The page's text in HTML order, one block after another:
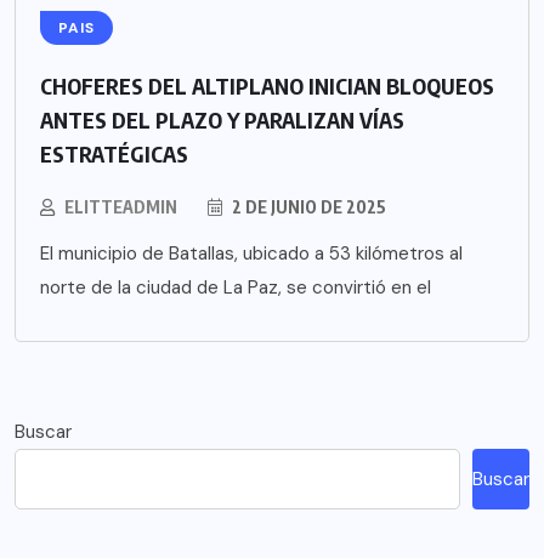
PAIS
CHOFERES DEL ALTIPLANO INICIAN BLOQUEOS
ANTES DEL PLAZO Y PARALIZAN VÍAS
ESTRATÉGICAS
ELITTEADMIN 2 DE JUNIO DE 2025
El municipio de Batallas, ubicado a 53 kilómetros al
norte de la ciudad de La Paz, se convirtió en el
Buscar
Buscar